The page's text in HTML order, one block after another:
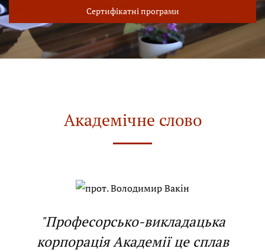
Сертифікатні програми
Академічне слово
"Професорсько-викладацька
корпорація Академії це сплав